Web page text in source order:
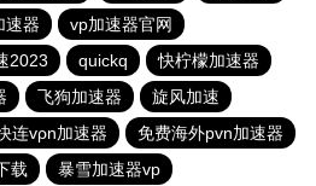
速器
vp加速器官网
2023 quickq
快柠檬加速器
飞狗加速器
旋风加速
连vρn加速器
免费海外pvn加速器
载
暴雪加速器vp